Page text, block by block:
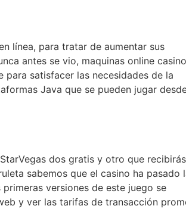
línea, para tratar de aumentar sus
antes se vio, maquinas online
satisfacer las necesidades de la
Java que se pueden jugar
dos gratis y otro que
sabemos que el casino ha pasado
versiones de este juego se
y ver las tarifas de transacción